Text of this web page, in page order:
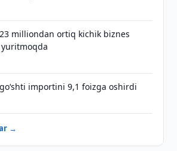
milliondan ortiq kichik biznes
importini 9,1 foizga oshirdi
→